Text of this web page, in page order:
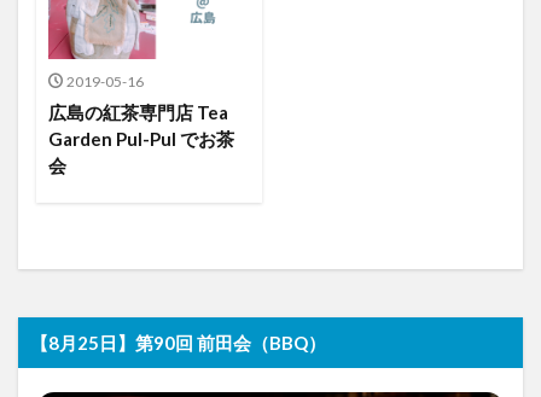
2019-05-16
広島の紅茶専門店 Tea
Garden Pul-Pul でお茶
会
【8月25日】第90回 前田会（BBQ）